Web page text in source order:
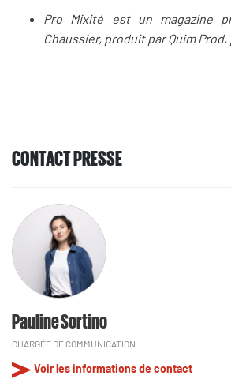
Pro Mixité est un magazine
Chaussier, produit par Quim
CONTACT PRESSE
Pauline Sortino
CHARGÉE DE COMMUNICATION
Voir les informations de contact